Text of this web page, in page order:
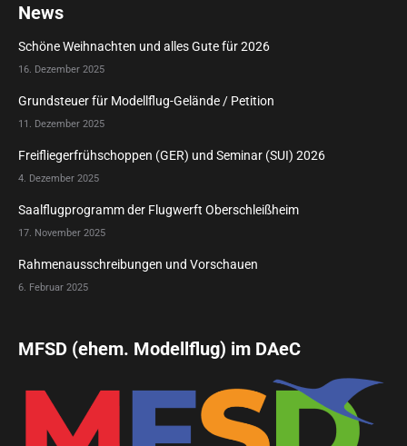
News
Schöne Weihnachten und alles Gute für 2026
16. Dezember 2025
Grundsteuer für Modellflug-Gelände / Petition
11. Dezember 2025
Freifliegerfrühschoppen (GER) und Seminar (SUI) 2026
4. Dezember 2025
Saalflugprogramm der Flugwerft Oberschleißheim
17. November 2025
Rahmenausschreibungen und Vorschauen
6. Februar 2025
MFSD (ehem. Modellflug) im DAeC